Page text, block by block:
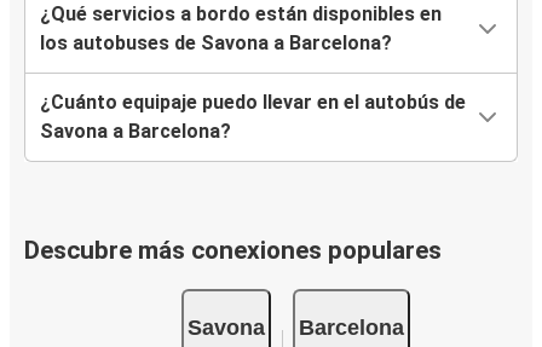
¿Qué servicios a bordo están disponibles en
los autobuses de Savona a Barcelona?
¿Cuánto equipaje puedo llevar en el autobús de
Savona a Barcelona?
Descubre más conexiones populares
Savona Barcelona